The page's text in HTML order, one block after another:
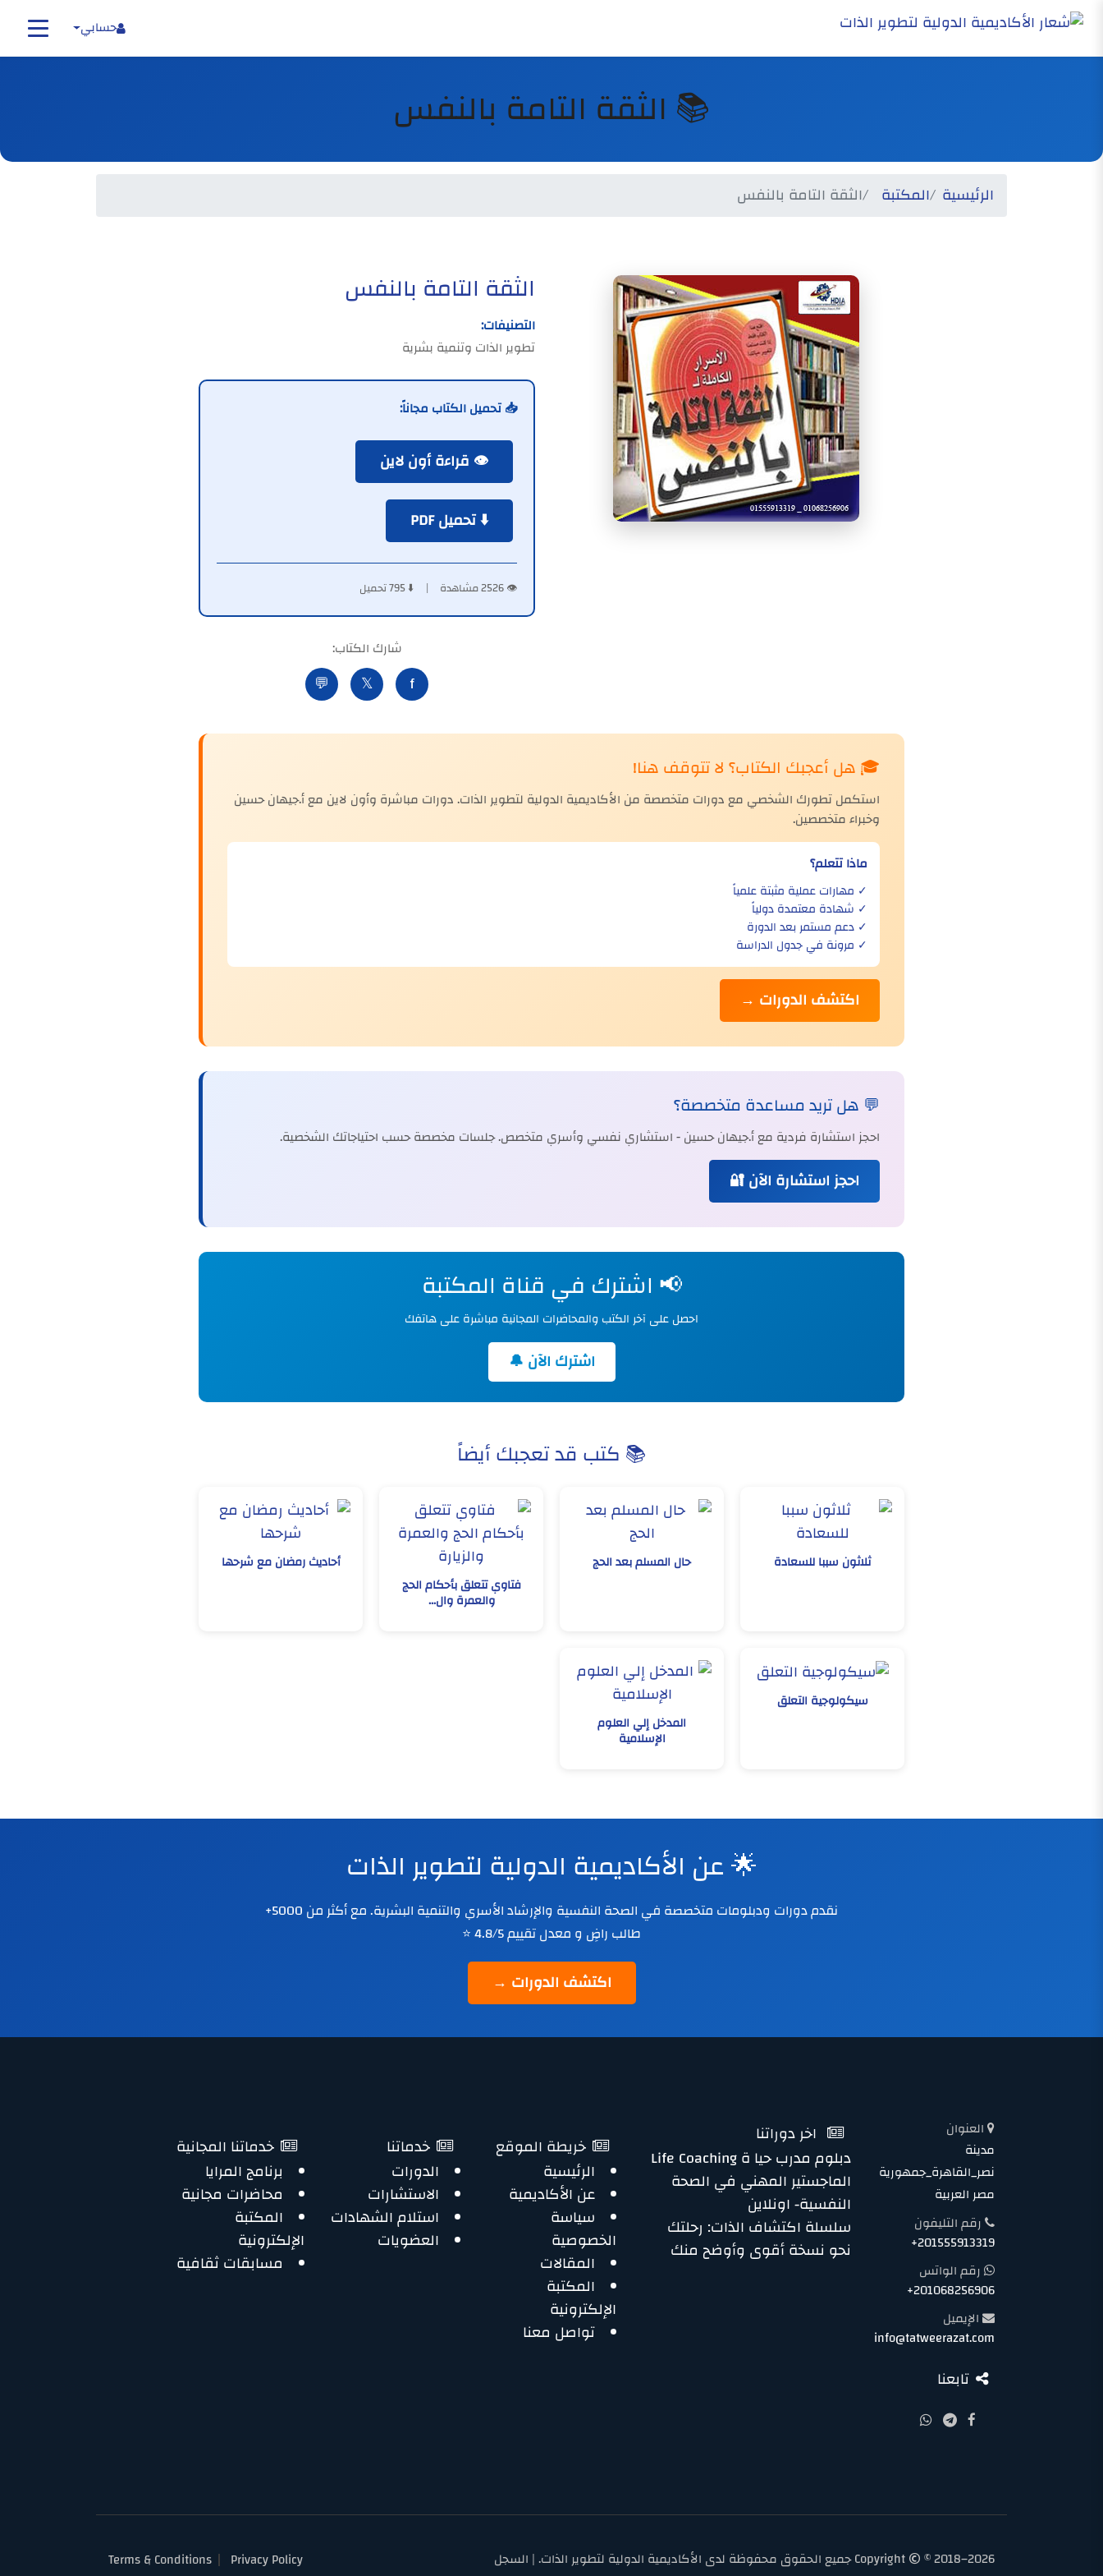
حسابي
📚 الثقة التامة بالنفس
الرئيسية المكتبة الثقة التامة بالنفس
الثقة التامة بالنفس
التصنيفات:
تطوير الذات وتنمية بشرية
📥 تحميل الكتاب مجاناً:
👁️ قراءة أون لاين
⬇️ تحميل PDF
👁️ 2526 مشاهدة | ⬇️ 795 تحميل
شارك الكتاب:
f
𝕏
💬
🎓 هل أعجبك الكتاب؟ لا تتوقف هنا!
استكمل تطورك الشخصي مع دورات متخصصة من الأكاديمية الدولية لتطوير الذات. دورات مباشرة وأون لاين مع أ.جيهان حسين
وخبراء متخصصين.
ماذا تتعلم؟
✓ مهارات عملية مثبتة علمياً
✓ شهادة معتمدة دولياً
✓ دعم مستمر بعد الدورة
✓ مرونة في جدول الدراسة
اكتشف الدورات →
💬 هل تريد مساعدة متخصصة؟
احجز استشارة فردية مع أ.جيهان حسين - استشاري نفسي وأسري متخصص. جلسات مخصصة حسب احتياجاتك الشخصية.
احجز استشارة الآن 🔐
📢 اشترك في قناة المكتبة
احصل على آخر الكتب والمحاضرات المجانية مباشرة على هاتفك
اشترك الآن 🔔
📚 كتب قد تعجبك أيضاً
ثلاثون سببا للسعادة
حال المسلم بعد الحج
فتاوي تتعلق بأحكام الحج
والعمرة وال...
أحاديث رمضان مع شرحها
سيكولوجية التعلق
المدخل إلي العلوم
الإسلامية
🌟 عن الأكاديمية الدولية لتطوير الذات
نقدم دورات ودبلومات متخصصة في الصحة النفسية والإرشاد الأسري والتنمية البشرية. مع أكثر من 5000+
طالب راضٍ و معدل تقييم 4.8/5 ⭐
اكتشف الدورات →
العنوان
مدينة
نصر_القاهرة_جمهورية
مصر العربية
رقم التليفون
+201555913319
رقم الواتس
+201068256906
الإيميل
info@tatweerazat.com
تابعنا
اخر دوراتنا
دبلوم مدرب حيا ة Life Coaching
الماجستير المهني في الصحة
النفسية- اونلاين
سلسلة اكتشاف الذات: رحلتك
نحو نسخة أقوى وأوضح منك
خريطة الموقع
الرئيسية
عن الأكاديمية
سياسة
الخصوصية
المقالات
المكتبة
الإلكترونية
تواصل معنا
خدماتنا
الدورات
الاستشارات
استلام الشهادات
العضويات
خدماتنا المجانية
برنامج المرايا
محاضرات مجانية
المكتبة
الإلكترونية
مسابقات ثقافية
Copyright© 2018–2026 جميع الحقوق محفوظة لدى الأكاديمية الدولية لتطوير الذات. | السجل
Privacy Policy
Terms & Conditions